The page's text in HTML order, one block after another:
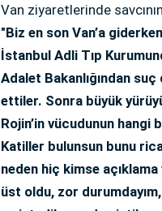
Van ziyaretlerinde
"Biz en son Van’a
İstanbul Adli Tıp
Adalet Bakanlığından
ettiler. Sonra büyük
Rojin’in vücudunun
Katiller bulunsun bunu
neden hiç kimse
üst oldu, zor